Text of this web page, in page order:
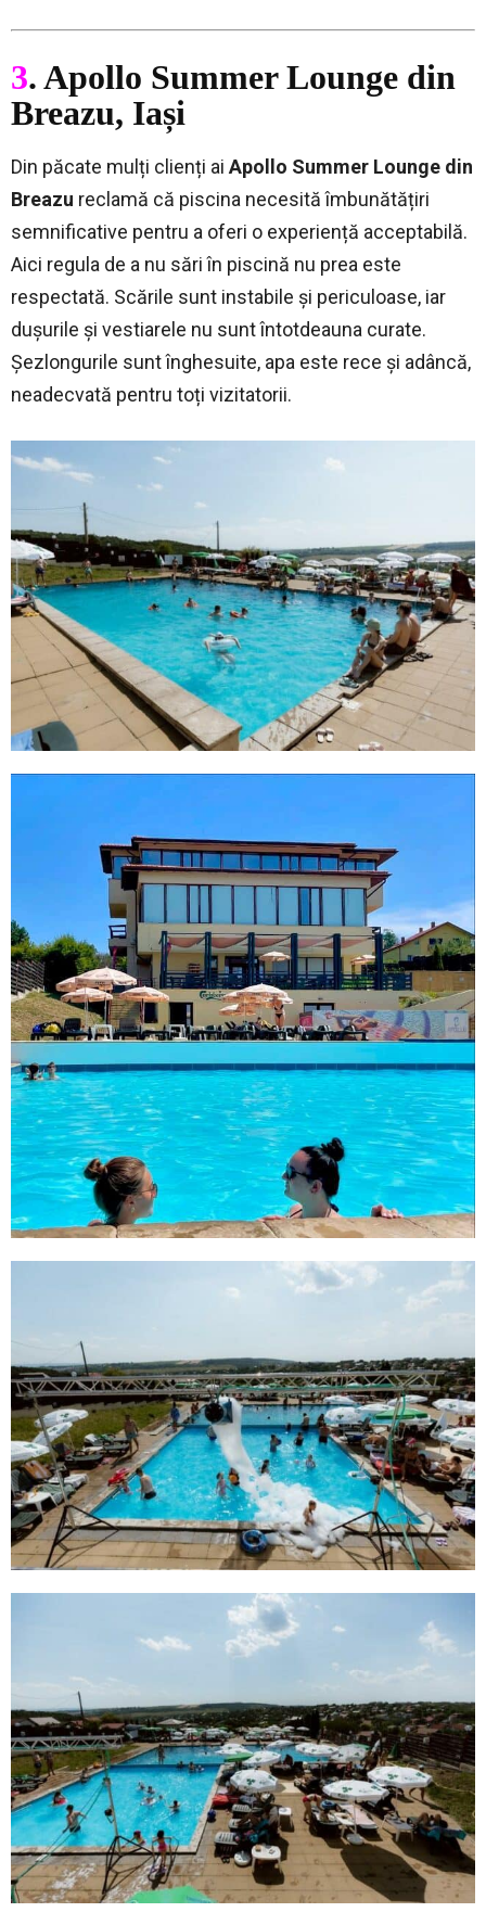
3. Apollo Summer Lounge din
Breazu, Iași
Din păcate mulți clienți ai Apollo Summer Lounge din
Breazu reclamă că piscina necesită îmbunătățiri
semnificative pentru a oferi o experiență acceptabilă.
Aici regula de a nu sări în piscină nu prea este
respectată. Scările sunt instabile și periculoase, iar
dușurile și vestiarele nu sunt întotdeauna curate.
Șezlongurile sunt înghesuite, apa este rece și adâncă,
neadecvată pentru toți vizitatorii.